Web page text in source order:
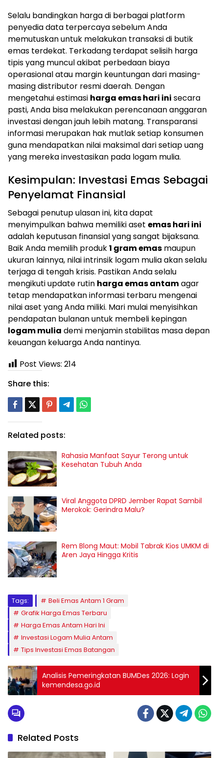
Selalu bandingkan harga di berbagai platform
penyedia data terpercaya sebelum Anda
memutuskan untuk melakukan transaksi di butik
emas terdekat. Terkadang terdapat selisih harga
tipis yang muncul akibat perbedaan biaya
operasional atau margin keuntungan dari masing-
masing distributor resmi daerah. Dengan
mengetahui estimasi harga emas hari ini secara
pasti, Anda bisa melakukan perencanaan anggaran
investasi dengan jauh lebih matang. Transparansi
informasi merupakan hak mutlak setiap konsumen
guna mendapatkan nilai maksimal dari setiap uang
yang mereka investasikan pada logam mulia.
Kesimpulan: Investasi Emas Sebagai
Penyelamat Finansial
Sebagai penutup ulasan ini, kita dapat
menyimpulkan bahwa memiliki aset emas hari ini
adalah keputusan finansial yang sangat bijaksana.
Baik Anda memilih produk1 gram emas maupun
ukuran lainnya, nilai intrinsik logam mulia akan selalu
terjaga di tengah krisis. Pastikan Anda selalu
mengikuti update rutin harga emas antamagar
tetap mendapatkan informasi terbaru mengenai
nilai aset yang Anda miliki. Mari mulai menyisihkan
pendapatan bulanan untuk membeli kepingan
logam mulia demi menjamin stabilitas masa depan
keuangan keluarga Anda nantinya.
Post Views: 214
Share this:
Related posts:
Rahasia Manfaat Sayur Terong untuk
Kesehatan Tubuh Anda
Viral Anggota DPRD Jember Rapat Sambil
Merokok: Gerindra Malu?
Rem Blong Maut: Mobil Tabrak Kios UMKM di
Aren Jaya Hingga Kritis
Tags:
Beli Emas Antam 1 Gram
Grafik Harga Emas Terbaru
Harga Emas Antam Hari Ini
Investasi Logam Mulia Antam
Tips Investasi Emas Batangan
Analisis Pemeringkatan BUMDes 2026: Login
kemendesa.go.id
Related Posts